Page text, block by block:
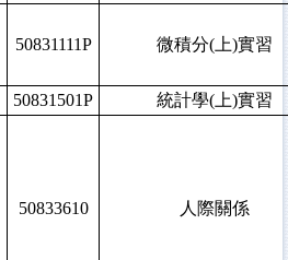
50831111P 微積分(上)實習
50831501P 統計學(上)實習
50833610 人際關係